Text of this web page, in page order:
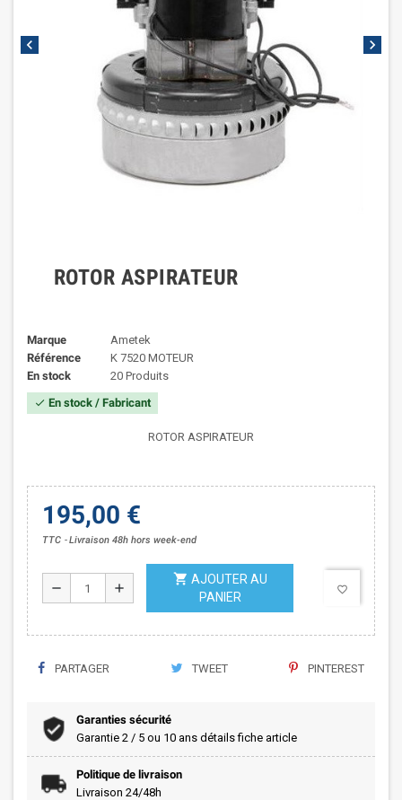
chevron_left chevron_right
ROTOR ASPIRATEUR
Marque
Ametek
Référence
K 7520 MOTEUR
En stock
20 Produits
check En stock / Fabricant
ROTOR ASPIRATEUR
195,00 €
TTC Livraison 48h hors week-end
remove add
shopping_cart AJOUTER AU
PANIER
favorite_border
PARTAGER TWEET PINTEREST
Garanties sécurité
Garantie 2 / 5 ou 10 ans détails fiche article
Politique de livraison
Livraison 24/48h